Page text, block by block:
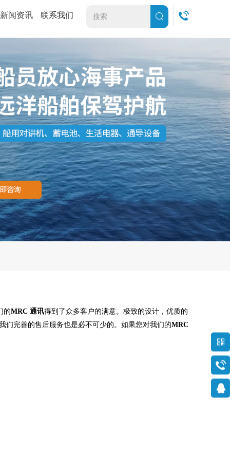
新闻资讯 联系我们
的MRC 通讯得到了众多客户的满意。极致的设计，优质的
们完善的售后服务也是必不可少的。如果您对我们的MRC